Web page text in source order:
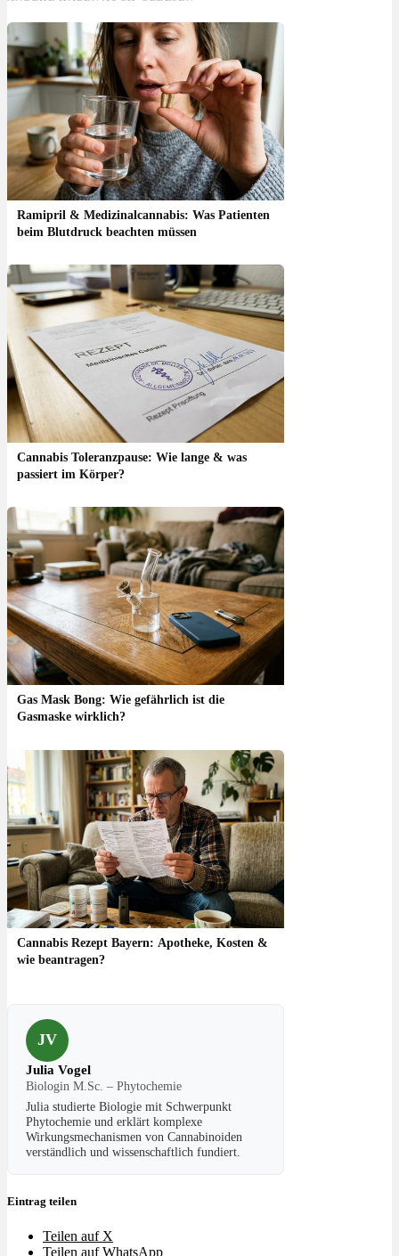
Ramipril & Medizinalcannabis: Was Patienten
beim Blutdruck beachten müssen
Cannabis Toleranzpause: Wie lange & was
passiert im Körper?
Gas Mask Bong: Wie gefährlich ist die
Gasmaske wirklich?
Cannabis Rezept Bayern: Apotheke, Kosten &
wie beantragen?
JV
Julia Vogel
Biologin M.Sc. – Phytochemie
Julia studierte Biologie mit Schwerpunkt
Phytochemie und erklärt komplexe
Wirkungsmechanismen von Cannabinoiden
verständlich und wissenschaftlich fundiert.
Eintrag teilen
Teilen auf X
Teilen auf WhatsApp